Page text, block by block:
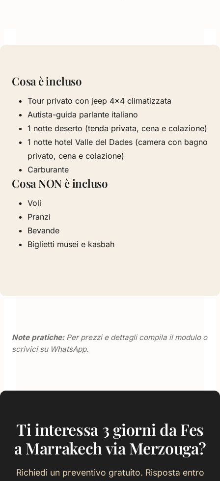
Cosa è incluso
Tour privato con jeep 4×4 climatizzata
Autista-guida parlante italiano
1 notte deserto (tenda privata, cena e colazione)
1 notte hotel Valle del Dades (camera con bagno
privato, cena e colazione)
Carburante
Cosa NON è incluso
Voli
Pranzi
Bevande
Biglietti musei e kasbah
Note pratiche:Per prezzi e dettagli compila il modulo o
scrivici su WhatsApp.
Ti interessa 3 giorni da Fes
a Marrakech via Merzouga?
Richiedi un preventivo gratuito. Risposta entro